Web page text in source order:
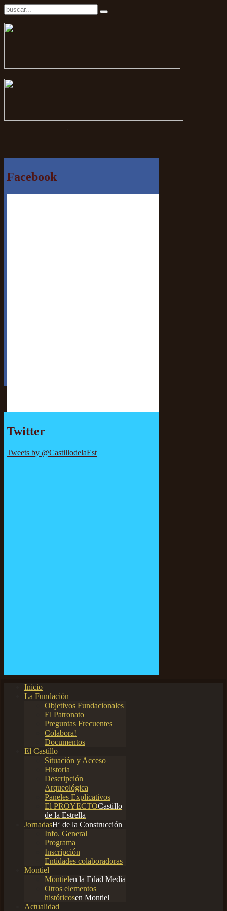
Facebook
Twitter
Tweets by @CastillodelaEst
Inicio
La Fundación
Objetivos Fundacionales
El Patronato
Preguntas Frecuentes
Colabora!
Documentos
El Castillo
Situación y Acceso
Historia
Descripción
Arqueológica
Paneles Explicativos
El PROYECTOCastillo
de la Estrella
JornadasHª de la Construcción
Info. General
Programa
Inscripción
Entidades colaboradoras
Montiel
Montielen la Edad Media
Otros elementos
históricosen Montiel
Actualidad